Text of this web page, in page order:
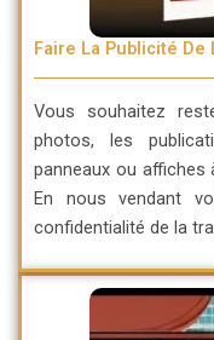
Faire La Publicité De
Vous souhaitez
photos, les
panneaux ou affiches
En nous vendant
confidentialité de la